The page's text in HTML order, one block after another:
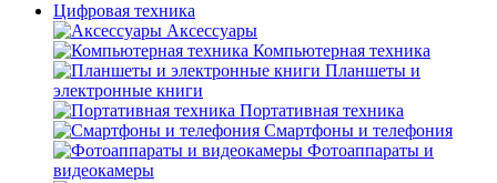
Цифровая техника
Аксессуары
Компьютерная техника
Планшеты и
электронные книги
Портативная техника
Смартфоны и телефония
Фотоаппараты и
видеокамеры